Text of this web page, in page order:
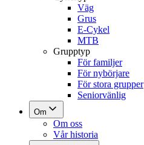
Väg
Grus
E-Cykel
MTB
Grupptyp
För familjer
För nybörjare
För stora grupper
Seniorvänlig
Om
Om oss
Vår historia